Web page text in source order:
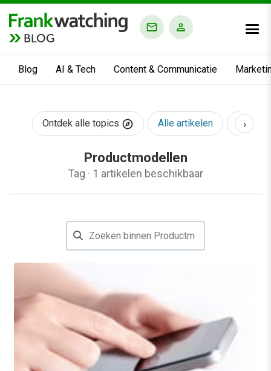
BLOG
Blog AI & Tech Content & Communicatie
Ontdek alle topics Alle artikelen AI &
›
Productmodellen
Tag · 1 artikelen beschikbaar